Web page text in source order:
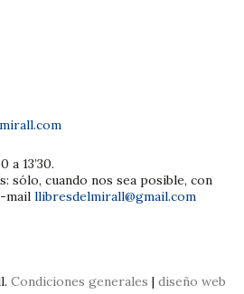
a 13’30.
sólo, cuando nos sea posible, con
mail llibresdelmirall@gmail.com
Condiciones generales | diseño web